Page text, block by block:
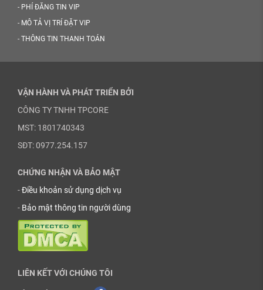
- PHÍ ĐĂNG TIN VIP
- MÔ TẢ VỊ TRÍ ĐẶT VIP
- THÔNG TIN THANH TOÁN
VẬN HÀNH VÀ PHÁT TRIỂN BỞI
CÔNG TY TNHH TPCORE
MST: 1801740343
SĐT: 0977.254.157
CHỨNG NHẬN VÀ BẢO MẬT
-Điều khoản sử dụng dịch vụ
- Bảo mật thông tin người dùng
LIÊN KẾT VỚI CHÚNG TÔI